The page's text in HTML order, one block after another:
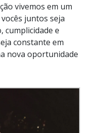
vivemos em um
juntos seja
cumplicidade e
constante em
nova oportunidade